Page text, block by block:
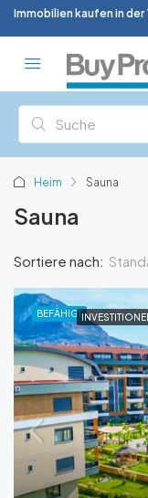
Immobilien kaufen in der
Heim Sauna
Sauna
Sortiere nach:
BEFÄHIGT